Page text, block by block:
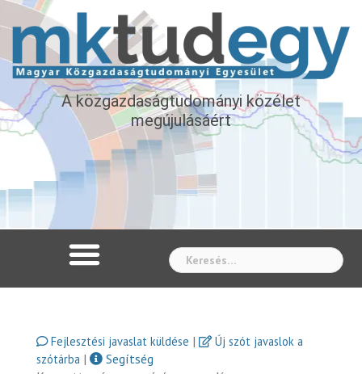
A közgazdaságtudományi közélet
megújulásáért
Fejlesztési javaslat küldése |
Új szót javaslok a
szótárba |
Segítség